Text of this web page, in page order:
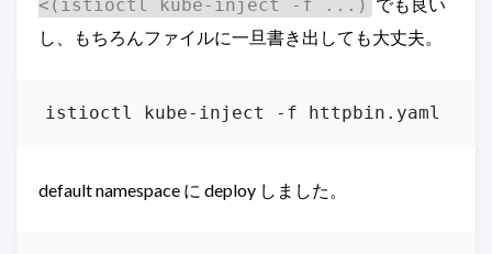
<(istioctl kube-inject -f ...) でも良い
し、もちろんファイルに一旦書き出しても大丈夫。
istioctl kube-inject -f httpbin.yaml
default namespace に deploy しました。